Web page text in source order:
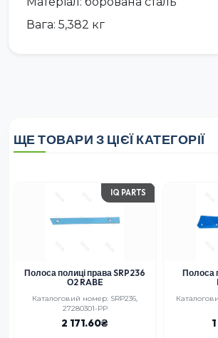
Вага: 5,382 кг
ЩЕ ТОВАРИ З ЦІЄЇ КАТЕГОРІЇ
IQ PARTS
Полоса полиці права SRP236
О2 RABE
Каталоговий номер: SRP236,
27280301-PP
2 171.60
Полоса